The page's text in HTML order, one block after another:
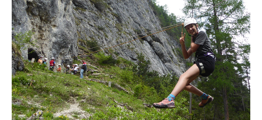
Association History